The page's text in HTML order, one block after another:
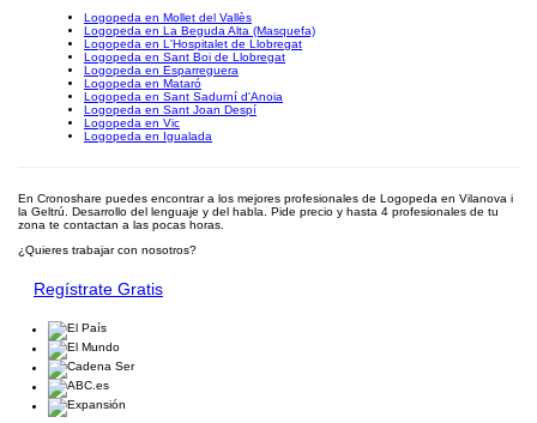
Logopeda en Mollet del Vallès
Logopeda en La Beguda Alta (Masquefa)
Logopeda en L'Hospitalet de Llobregat
Logopeda en Sant Boi de Llobregat
Logopeda en Esparreguera
Logopeda en Mataró
Logopeda en Sant Sadurní d'Anoia
Logopeda en Sant Joan Despí
Logopeda en Vic
Logopeda en Igualada
En Cronoshare puedes encontrar a los mejores profesionales de Logopeda en Vilanova i
la Geltrú. Desarrollo del lenguaje y del habla. Pide precio y hasta 4 profesionales de tu
zona te contactan a las pocas horas.
¿Quieres trabajar con nosotros?
Regístrate Gratis